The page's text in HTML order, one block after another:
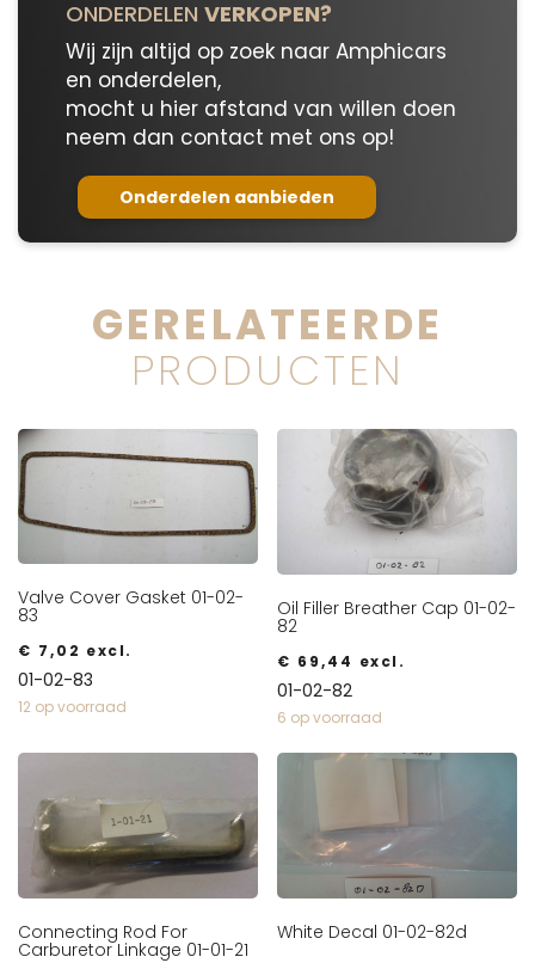
ONDERDELEN VERKOPEN?
Wij zijn altijd op zoek naar Amphicars
en onderdelen,
mocht u hier afstand van willen doen
neem dan contact met ons op!
Onderdelen aanbieden
GERELATEERDE
PRODUCTEN
Valve Cover Gasket 01-02-
83
€ 7,02 excl.
01-02-83
12 op voorraad
Oil Filler Breather Cap 01-02-
82
€ 69,44 excl.
01-02-82
6 op voorraad
Connecting Rod For
Carburetor Linkage 01-01-21
White Decal 01-02-82d